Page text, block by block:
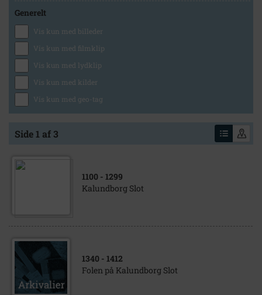
Generelt
Vis kun med billeder
Vis kun med filmklip
Vis kun med lydklip
Vis kun med kilder
Vis kun med geo-tag
Side 1 af 3
1100 - 1299
Kalundborg Slot
1340 - 1412
Folen på Kalundborg Slot